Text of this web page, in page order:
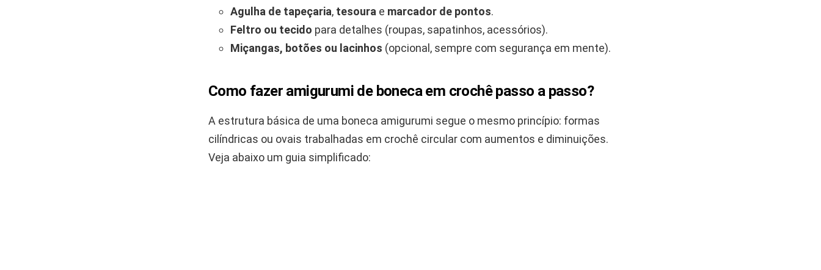
Agulha de tapeçaria, tesoura e marcador de pontos.
Feltro ou tecido para detalhes (roupas, sapatinhos, acessórios).
Miçangas, botões ou lacinhos (opcional, sempre com segurança em mente).
Como fazer amigurumi de boneca em crochê passo a passo?
A estrutura básica de uma boneca amigurumi segue o mesmo princípio: formas
cilíndricas ou ovais trabalhadas em crochê circular com aumentos e diminuições.
Veja abaixo um guia simplificado: